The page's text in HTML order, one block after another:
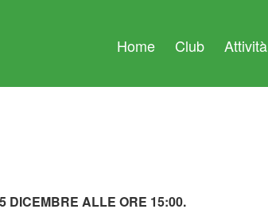
Home Club Attività
DICEMBRE ALLE ORE 15:00.